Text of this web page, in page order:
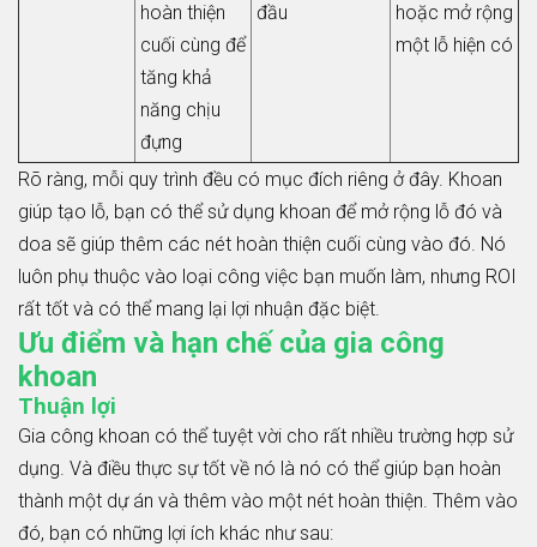
hoàn thiện
cuối cùng để
tăng khả
năng chịu
đựng
đầu
hoặc mở rộng
một lỗ hiện có
Rõ ràng, mỗi quy trình đều có mục đích riêng ở đây. Khoan
giúp tạo lỗ, bạn có thể sử dụng khoan để mở rộng lỗ đó và
doa sẽ giúp thêm các nét hoàn thiện cuối cùng vào đó. Nó
luôn phụ thuộc vào loại công việc bạn muốn làm, nhưng ROI
rất tốt và có thể mang lại lợi nhuận đặc biệt.
Ưu điểm và hạn chế của gia công
khoan
Thuận lợi
Gia công khoan có thể tuyệt vời cho rất nhiều trường hợp sử
dụng. Và điều thực sự tốt về nó là nó có thể giúp bạn hoàn
thành một dự án và thêm vào một nét hoàn thiện. Thêm vào
đó, bạn có những lợi ích khác như sau: